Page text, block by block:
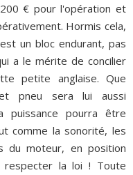
€ pour l'opération et
Hormis cela,
un bloc endurant, pas
a le mérite de concilier
petite anglaise. Que
pneu sera lui aussi
puissance pourra être
comme la sonorité, les
du moteur, en position
respecter la loi ! Toute